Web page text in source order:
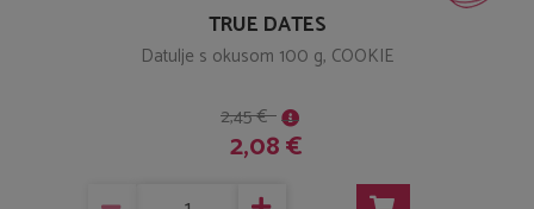
TRUE DATES
Datulje s okusom 100 g, COOKIE
2,45 €
2,08 €